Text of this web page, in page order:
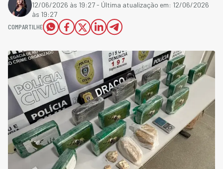
12/06/2026 às 19:27- Última atualização em: 12/06/2026
às 19:27
COMPARTILHE